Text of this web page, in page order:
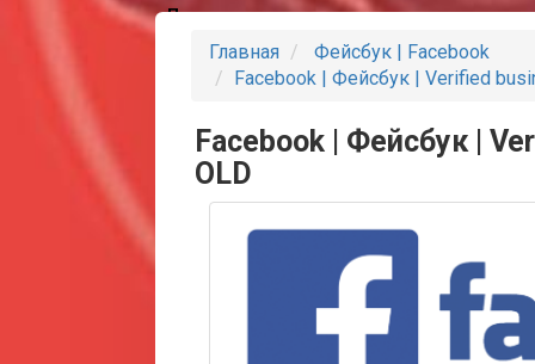
Партнеры
Главная
Фейсбук | Facebook
Facebook | Фейсбук | Verified
Facebook | Фейсбук |
OLD